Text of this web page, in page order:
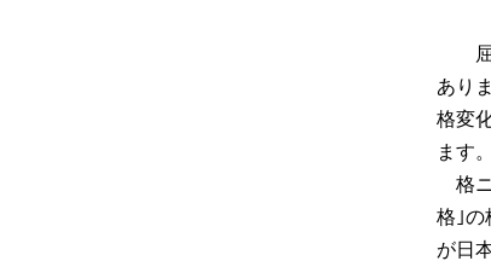
屈
あり
格変
ます
格ニ
格｣の
が日